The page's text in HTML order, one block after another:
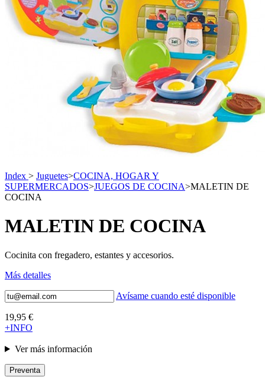
Index > Juguetes>COCINA, HOGAR Y
SUPERMERCADOS>JUEGOS DE COCINA>MALETIN DE
COCINA
MALETIN DE COCINA
Cocinita con fregadero, estantes y accesorios.
Más detalles
Avísame cuando esté disponible
19,95 €
+INFO
Ver más información
Preventa